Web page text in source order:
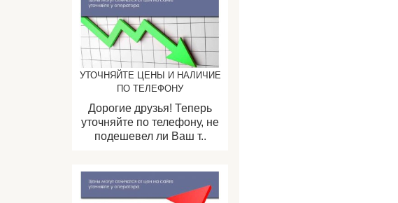
УТОЧНЯЙТЕ ЦЕНЫ И НАЛИЧИЕ
ПО ТЕЛЕФОНУ
Дорогие друзья! Теперь
уточняйте по телефону, не
подешевел ли Ваш т..